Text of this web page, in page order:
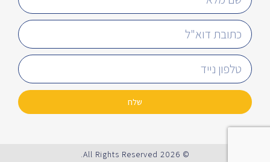
שלח
© 2026 All Rights Reserved.